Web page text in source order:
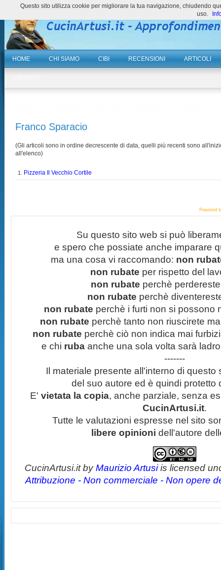
HOME CHI SIAMO CIBI RECENSIONI ARTICOLI
Franco Sparacio
(Gli articoli sono in ordine decrescente di data, quelli più recenti sono
all'elenco)
1. Pizzeria Il Vecchio Cortile
Powered
Su questo sito web si può
e spero che possiate anche imparare
ma una cosa vi raccomando: non
non rubate per rispetto del
non rubate perchè
non rubate perchè
non rubate perchè i furti non si possono
non rubate perchè tanto non riuscirete
non rubate perchè ciò non indica mai
e chi ruba anche una sola volta sarà
-------
Il materiale presente all'interno di questo
del suo autore ed è quindi protetto
E' vietata la copia, anche parziale, senza
CucinArtusi.it.
Tutte le valutazioni espresse nel sito
libere opinioni dell'autore
CucinArtusi.itbyMaurizio Artusiis licensed
Attribuzione - Non commerciale - Non opere
Questo sito utilizza cookie per migliorare la tua navigazione, chiudendo
uso.